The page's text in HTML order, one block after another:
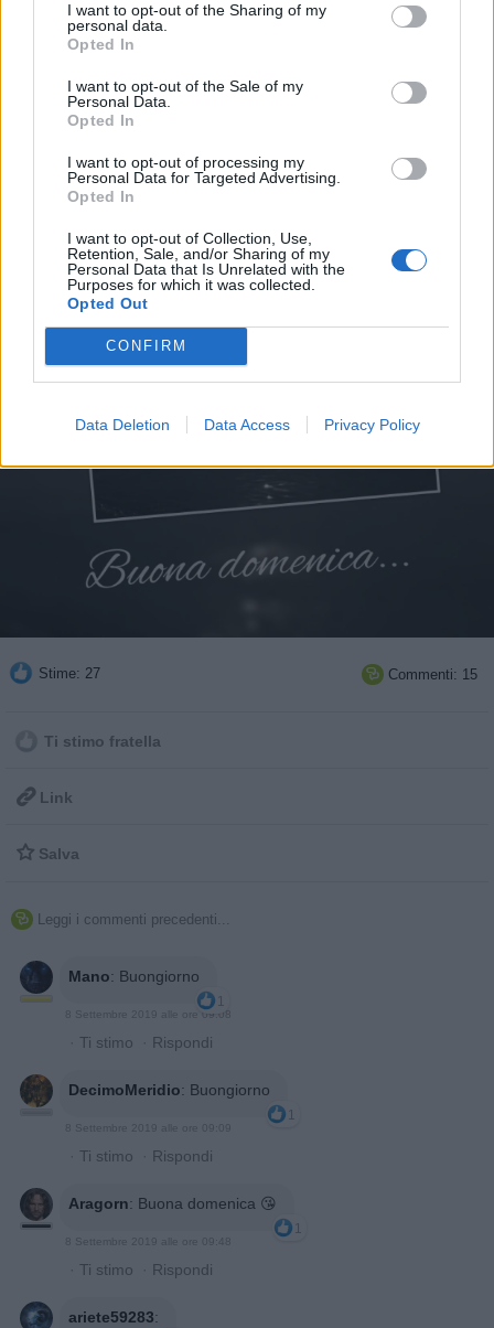
I want to opt-out of the Sharing of my
personal data.
Opted In
I want to opt-out of the Sale of my
Personal Data.
Opted In
I want to opt-out of processing my
Personal Data for Targeted Advertising.
Opted In
I want to opt-out of Collection, Use,
Retention, Sale, and/or Sharing of my
Personal Data that Is Unrelated with the
Purposes for which it was collected.
Opted Out
CONFIRM
Data Deletion Data Access Privacy Policy
Stime: 27  Commenti: 15
Ti stimo fratella
 Link
 Salva
 Leggi i commenti precedenti...
Mano: Buongiorno
1
8 Settembre 2019 alle ore 09:08
· Ti stimo · Rispondi
DecimoMeridio: Buongiorno
1
8 Settembre 2019 alle ore 09:09
· Ti stimo · Rispondi
Aragorn: Buona domenica 😘
1
8 Settembre 2019 alle ore 09:48
· Ti stimo · Rispondi
ariete59283: